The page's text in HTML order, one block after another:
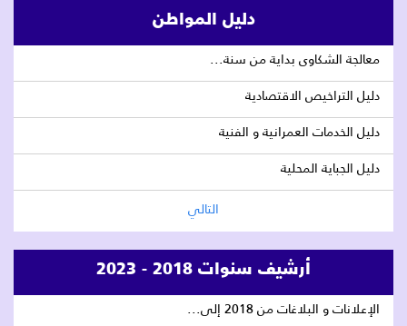
دليل المواطن
معالجة الشكاوى بداية من سنة...
دليل التراخيص الاقتصادية
دليل الخدمات العمرانية و الفنية
دليل الجباية المحلية
التالي
أرشيف سنوات 2018 - 2023
الإعلانات و البلاغات من 2018 إلى...